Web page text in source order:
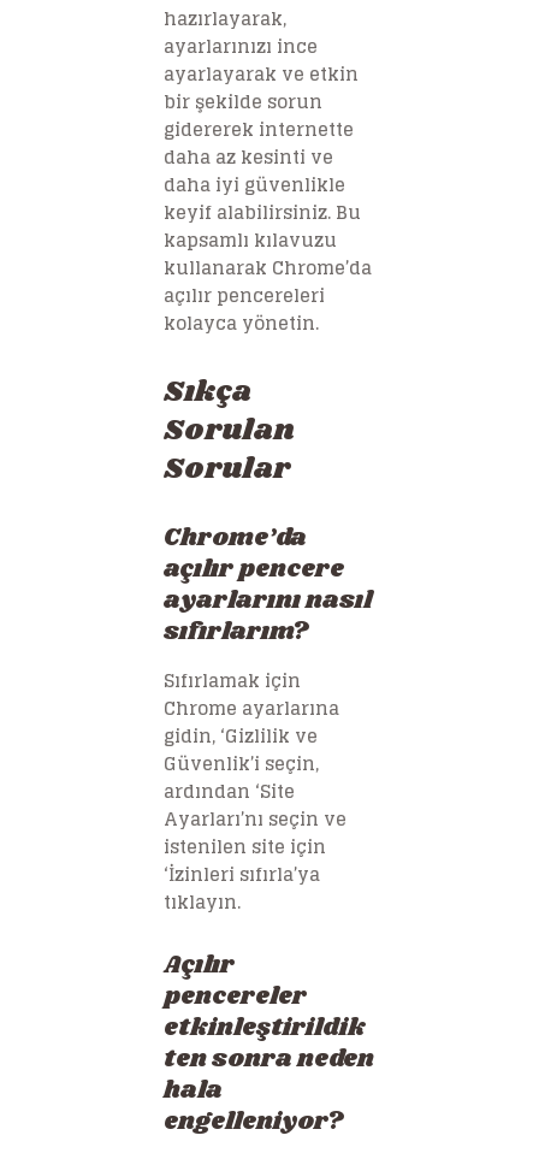
hazırlayarak,
ayarlarınızı ince
ayarlayarak ve etkin
bir şekilde sorun
gidererek internette
daha az kesinti ve
daha iyi güvenlikle
keyif alabilirsiniz. Bu
kapsamlı kılavuzu
kullanarak Chrome’da
açılır pencereleri
kolayca yönetin.
Sıkça
Sorulan
Sorular
Chrome’da
açılır pencere
ayarlarını nasıl
sıfırlarım?
Sıfırlamak için
Chrome ayarlarına
gidin, ‘Gizlilik ve
Güvenlik’i seçin,
ardından ‘Site
Ayarları’nı seçin ve
istenilen site için
‘İzinleri sıfırla’ya
tıklayın.
Açılır
pencereler
etkinleştirildik
ten sonra neden
hala
engelleniyor?